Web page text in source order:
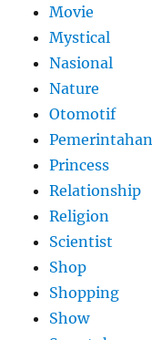
Movie
Mystical
Nasional
Nature
Otomotif
Pemerintahan
Princess
Relationship
Religion
Scientist
Shop
Shopping
Show